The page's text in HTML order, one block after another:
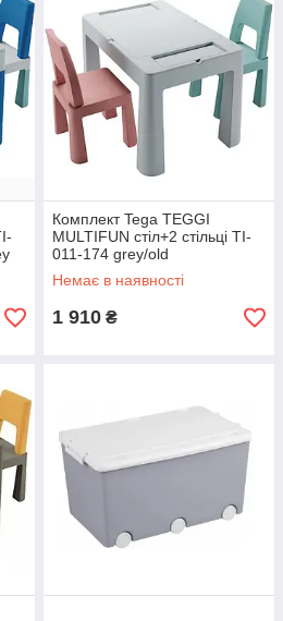
Комплект Tega TEGGI
MULTIFUN стіл+2 стільці TI-
011-174 grey/old
rose/turquoise
Немає в наявності
1 910 ₴